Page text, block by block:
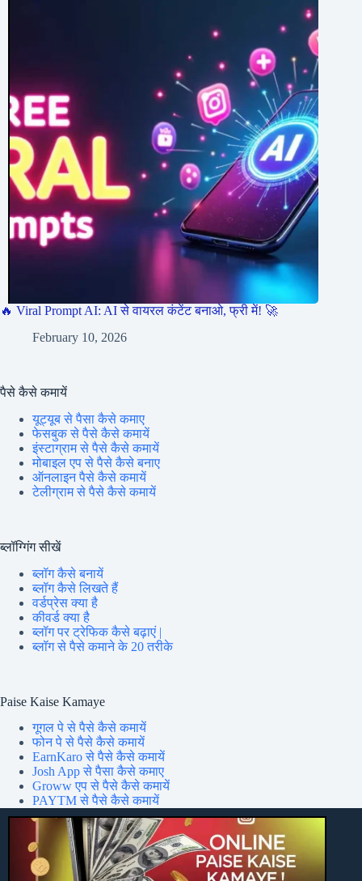
🔥 Viral Prompt AI: AI से वायरल कंटेंट बनाओ, फ्री में! 🚀
February 10, 2026
पैसे कैसे कमायें
यूट्यूब से पैसा कैसे कमाए
फेसबुक से पैसे कैसे कमायें
इंस्टाग्राम से पैसे कैसे कमायें
मोबाइल एप से पैसे कैसे बनाए
ऑनलाइन पैसे कैसे कमायें
टेलीग्राम से पैसे कैसे कमायें
ब्लॉग्गिंग सीखें
ब्लॉग कैसे बनायें
ब्लॉग कैसे लिखते हैं
वर्डप्रेस क्या है
कीवर्ड क्या है
ब्लॉग पर ट्रेफिक कैसे बढ़ाएं |
ब्लॉग से पैसे कमाने के 20 तरीके
Paise Kaise Kamaye
गूगल पे से पैसे कैसे कमायें
फोन पे से पैसे कैसे कमायें
EarnKaro से पैसे कैसे कमायें
Josh App से पैसा कैसे कमाए
Groww एप से पैसे कैसे कमायें
PAYTM से पैसे कैसे कमायें